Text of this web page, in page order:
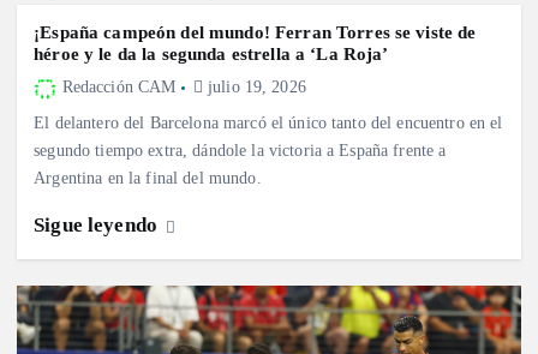
¡España campeón del mundo! Ferran Torres se viste de
héroe y le da la segunda estrella a ‘La Roja’
Redacción CAM julio 19, 2026
El delantero del Barcelona marcó el único tanto del encuentro en el
segundo tiempo extra, dándole la victoria a España frente a
Argentina en la final del mundo.
Sigue leyendo